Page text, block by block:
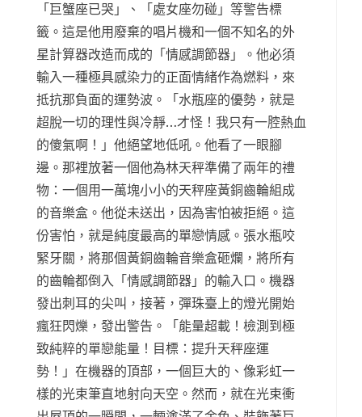
「巨蟹座已哭」、「處女座勿碰」等警告標
籤。這是他用廢棄的唱片機和一個不知名的外
星計算器改造而成的「情感調節器」。他必須
輸入一種極具感染力的正面情緒作為燃料，來
抵抗那負面的運勢波。「水瓶座的優勢，就是
超脫一切的理性與冷靜…才怪！我只有一腔熱血
的傻氣啊！」他絕望地低吼。他看了一眼腳
邊。那裡放著一個他為林天秤準備了兩年的禮
物：一個用一萬塊小小的天秤座黃銅齒輪組成
的音樂盒。他從未送出，因為害怕被拒絕。這
份害怕，就是純度最高的單戀情感。張水瓶咬
緊牙關，將那個黃銅齒輪音樂盒砸爛，將所有
的齒輪都倒入「情感調節器」的輸入口。機器
發出刺耳的尖叫，接著，彈珠臺上的燈光開始
瘋狂閃爍，發出警告。「能量超載！檢測到極
致純粹的單戀能量！目標：提升天秤座運
勢！」在機器的頂部，一個巨大的、像彩虹一
樣的光束筆直地射向天空。然而，就在光束衝